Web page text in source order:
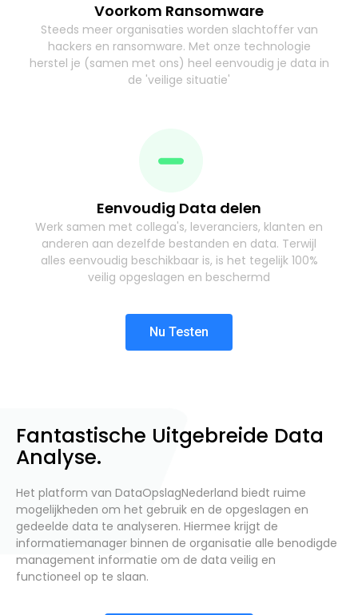
Voorkom Ransomware
Steeds meer organisaties worden slachtoffer van
hackers en ransomware. Met onze technologie
herstel je (samen met ons) heel eenvoudig je data in
de 'veilige situatie'
Eenvoudig Data delen
Werk samen met collega's, leveranciers, klanten en
anderen aan dezelfde bestanden en data. Terwijl
alles eenvoudig beschikbaar is, is het tegelijk 100%
veilig opgeslagen en beschermd
Nu Testen
Fantastische Uitgebreide Data
Analyse.
Het platform van DataOpslagNederland biedt ruime
mogelijkheden om het gebruik en de opgeslagen en
gedeelde data te analyseren. Hiermee krijgt de
informatiemanager binnen de organisatie alle benodigde
management informatie om de data veilig en
functioneel op te slaan.